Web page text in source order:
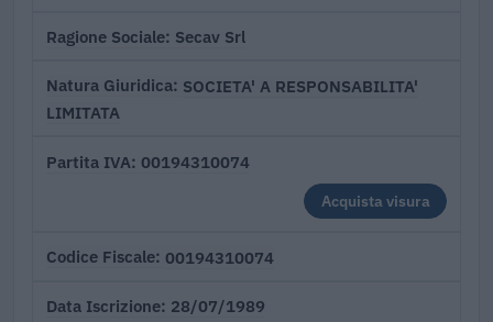
Ragione Sociale Secav Srl
Natura Giuridica SOCIETA' A RESPONSABILITA'
LIMITATA
Partita IVA 00194310074
Acquista visura
Codice Fiscale 00194310074
Data Iscrizione 28/07/1989